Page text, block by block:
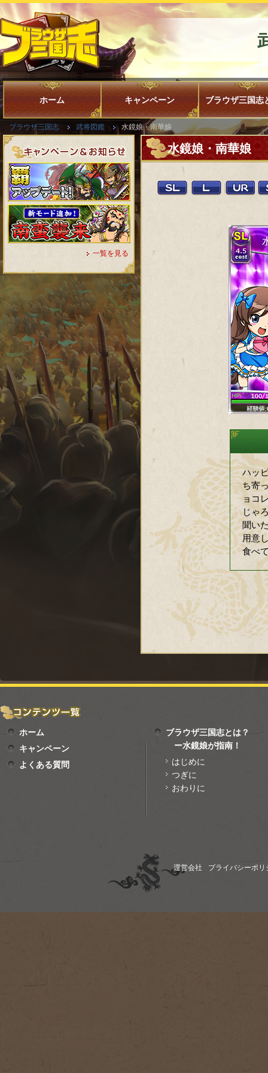
ホーム キャンペーン ブラウザ三国志
ブラウザ三国志 武将図鑑 水鏡娘・南華娘
一覧を見る
水鏡娘・南華娘
ハッ
ち寄
ョコ
じゃ
聞い
用意
食べ
ホーム
キャンペーン
よくある質問
ブラウザ三国志とは？
ー水鏡娘が指南！
はじめに
つぎに
おわりに
運営会社 プライバシーポリ